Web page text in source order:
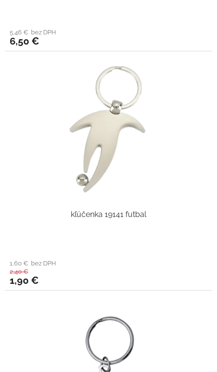
5,46 € bez DPH
6,50 €
kľúčenka 19141 futbal
1,60 € bez DPH
2,40 €
1,90 €